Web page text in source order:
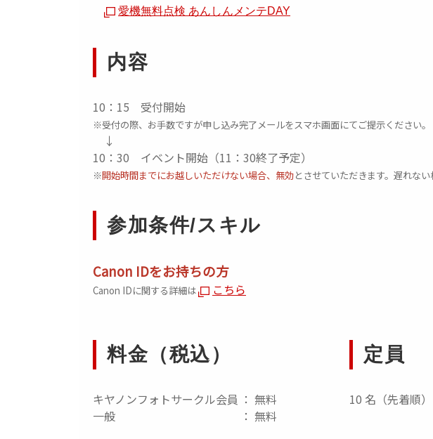
愛機無料点検 あんしんメンテDAY
内容
10：15 受付開始
※受付の際、お手数ですが申し込み完了メールをスマホ画面にてご提示ください。
↓
10：30 イベント開始（11：30終了予定）
※開始時間までにお越しいただけない場合、無効とさせていただきます。遅れない
参加条件/スキル
Canon IDをお持ちの方
Canon IDに関する詳細は こちら
料金（税込）
キヤノンフォトサークル会員 ： 無料
一般
： 無料
定員
10 名（先着順）